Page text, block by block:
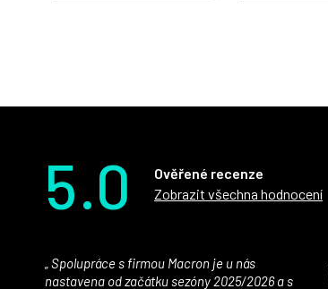
5.0
Ověřené recenze
Zobrazit všechna hodnocení
nastavena od začátku sezóny 2025/2026 a s